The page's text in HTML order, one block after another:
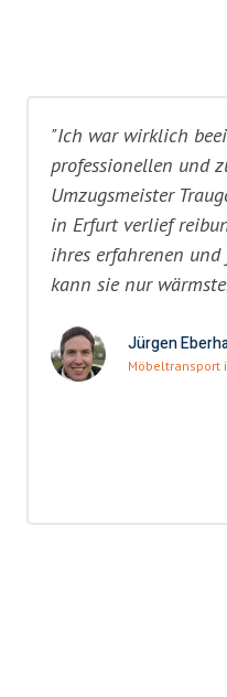
"Ich war wirklich
professionellen und
Umzugsmeister
in Erfurt verlief
ihres erfahrenen und
kann sie nur
Jürgen
Möbeltransport